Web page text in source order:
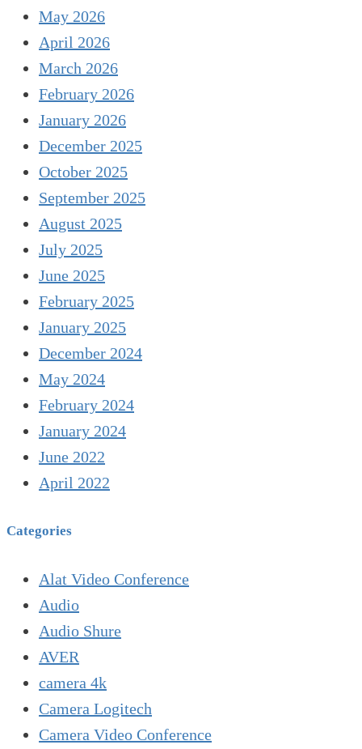
May 2026
April 2026
March 2026
February 2026
January 2026
December 2025
October 2025
September 2025
August 2025
July 2025
June 2025
February 2025
January 2025
December 2024
May 2024
February 2024
January 2024
June 2022
April 2022
Categories
Alat Video Conference
Audio
Audio Shure
AVER
camera 4k
Camera Logitech
Camera Video Conference